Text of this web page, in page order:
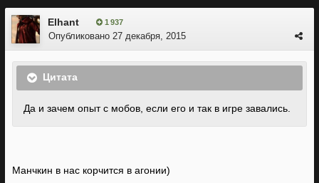
Elhant 1 937
Опубликовано 27 декабря, 2015
Цитата
Да и зачем опыт с мобов, если его и так в игре завались.
Манчкин в нас корчится в агонии)